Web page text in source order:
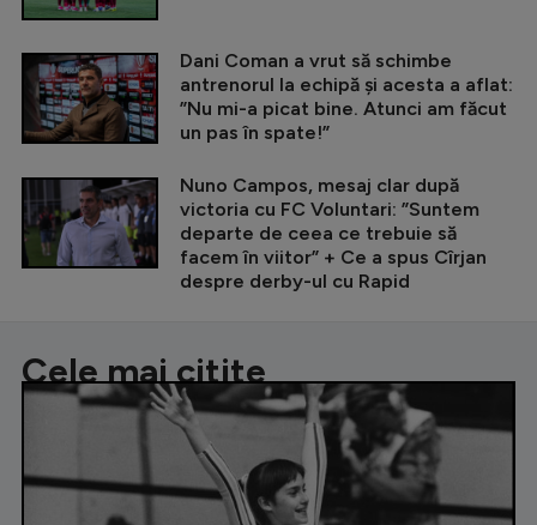
Dani Coman a vrut să schimbe
antrenorul la echipă și acesta a aflat:
”Nu mi-a picat bine. Atunci am făcut
un pas în spate!”
Nuno Campos, mesaj clar după
victoria cu FC Voluntari: ”Suntem
departe de ceea ce trebuie să
facem în viitor” + Ce a spus Cîrjan
despre derby-ul cu Rapid
Cele mai citite